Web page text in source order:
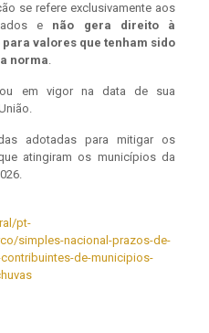
se refere exclusivamente aos
e não gera direito à
valores que tenham sido
norma.
em vigor na data de sua
adotadas para mitigar os
atingiram os municípios da
pt-
simples-nacional-prazos-de-
de-municipios-